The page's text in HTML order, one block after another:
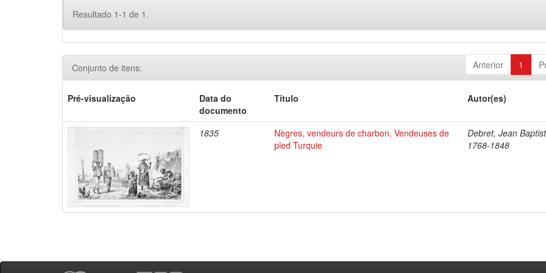
Resultado 1-1 de 1.
Anterior 1
Conjunto de itens:
Pré-visualização
Data do
documento
Título Autor(es)
1835
Nègres, vendeurs de charbon. Vendeuses de
pled Turquie
Debret, Jean
1768-1848